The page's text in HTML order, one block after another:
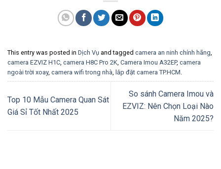
This entry was posted in Dịch Vụ and tagged camera an ninh chính hãng
camera EZVIZ H1C camera H8C Pro 2K Camera Imou A32EP, camera
ngoài trời xoay, camera wifi trong nhà lắp đặt camera TP.HCM
Top 10 Mẫu Camera Quan Sát
Giá Sỉ Tốt Nhất 2025
So sánh Camera Imou và
EZVIZ: Nên Chọn Loại Nào
Năm 2025?